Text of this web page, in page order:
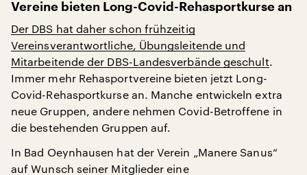
Vereine bieten Long-Covid-Rehasportkurse an
Der DBS hat daher schon frühzeitig
Vereinsverantwortliche, Übungsleitende und
Mitarbeitende der DBS-Landesverbände geschult.
Immer mehr Rehasportvereine bieten jetzt Long-
Covid-Rehasportkurse an. Manche entwickeln extra
neue Gruppen, andere nehmen Covid-Betroffene in
die bestehenden Gruppen auf.
In Bad Oeynhausen hat der Verein „Manere Sanus“
auf Wunsch seiner Mitglieder eine